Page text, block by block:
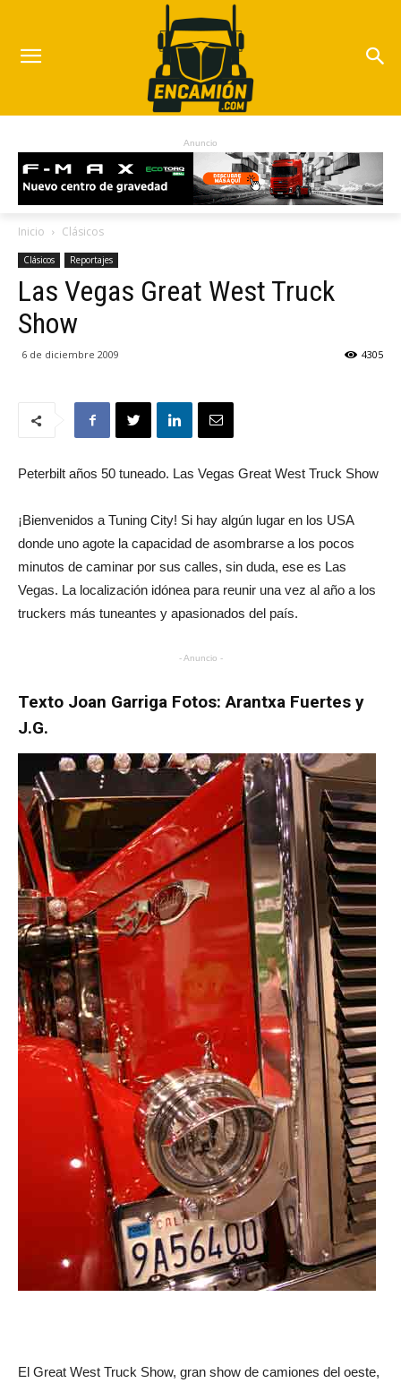
Anuncio
Inicio Clásicos
Clásicos Reportajes
Las Vegas Great West Truck
Show
6 de diciembre 2009 4305
Peterbilt años 50 tuneado. Las Vegas Great West Truck Show
¡Bienvenidos a Tuning City! Si hay algún lugar en los USA
donde uno agote la capacidad de asombrarse a los pocos
minutos de caminar por sus calles, sin duda, ese es Las
Vegas. La localización idónea para reunir una vez al año a los
truckers más tuneantes y apasionados del país.
- Anuncio -
Texto Joan Garriga Fotos: Arantxa Fuertes y
J.G.
El Great West Truck Show, gran show de camiones del oeste,